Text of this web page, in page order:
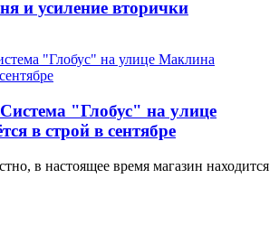
и усиление вторички
"Глобус" на улице
в строй в сентябре
в настоящее время магазин находится